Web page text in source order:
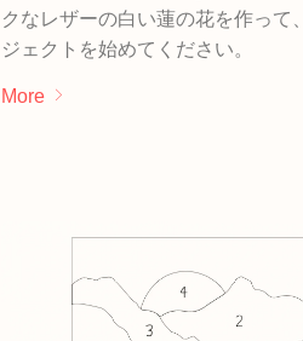
クなレザーの白い蓮の花を作って
ジェクトを始めてください。
More